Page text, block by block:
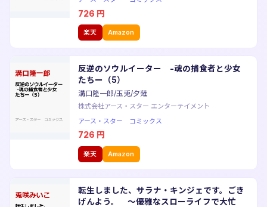
726 円
楽天 Amazon
反逆のソウルイーター -魂の捕食者と少女
たちー（5）
溝口隆一郎/玉兎/夕薙
株式会社アース・スター エンターテイメント
アース・スター コミックス
726 円
楽天 Amazon
転生しました、サラナ・キンジェです。ごき
げんよう。 〜優雅なスローライフで大忙